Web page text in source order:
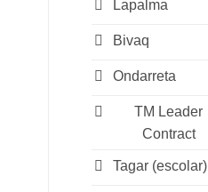
Lapalma
Bivaq
Ondarreta
TM Leader
Contract
Tagar (escolar)